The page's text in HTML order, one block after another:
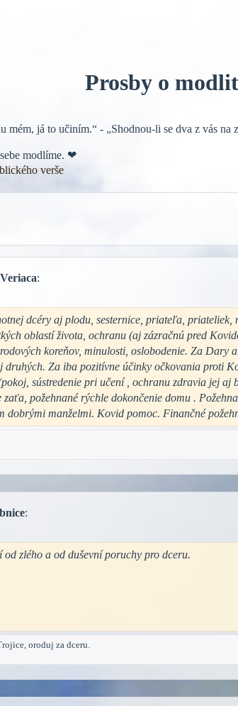
Prosby o
mém, já to učiním.“ - „Shodnou-li se dva z vás
modlíme. ❤
verše
Veriaca:
dcéry aj plodu, sesternice, priateľa,
oblastí života, ochranu (aj zázračnú pred
koreňov, minulosti, oslobodenie. Za Dary
Za iba pozitívne účinky očkovania proti
sústredenie pri učení , ochranu zdravia jej aj
požehnané rýchle dokončenie domu .
dobrými manželmi. Kovid pomoc. Finančné
:
zlého a od duševní poruchy pro dceru.
oroduj za dceru.